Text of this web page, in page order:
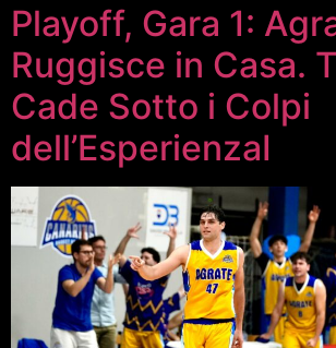
Playoff, Gara 1:
Ruggisce in Casa.
Cade Sotto i Colpi
dell’EsperienzaI